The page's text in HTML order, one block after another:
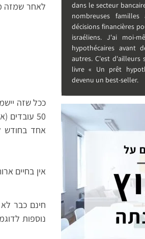
לאחר שמזה
ככל שזה
אחד בחודש
אין בחיים
חינם כבר
נוספות
dans le secteur
nombreuses
décisions financières
israéliens. J'ai moi-
hypothécaires avant
autres. C'est
livre « Un prêt
devenu un best-seller.